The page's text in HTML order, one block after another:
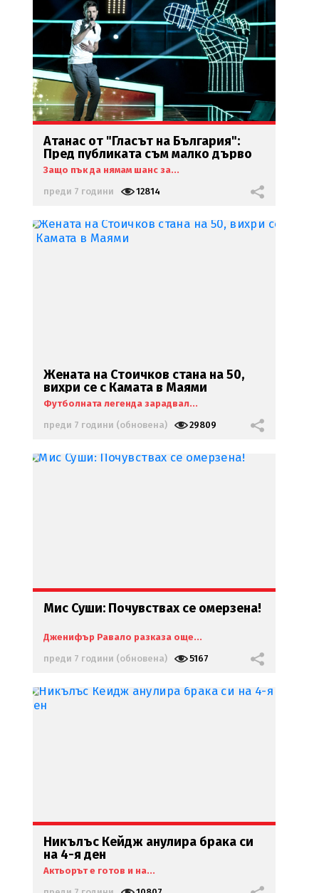
Атанас от "Гласът на България":
Пред публиката съм малко дърво
Защо пък да нямам шанс за...
преди 7 години
12814
Жената на Стоичков стана на 50,
вихри се с Камата в Маями
Футболната легенда зарадвал...
преди 7 години (обновена)
29809
Мис Суши: Почувствах се омерзена!
Дженифър Равало разказа още...
преди 7 години (обновена)
5167
Никълъс Кейдж анулира брака си
на 4-я ден
Актьорът е готов и на...